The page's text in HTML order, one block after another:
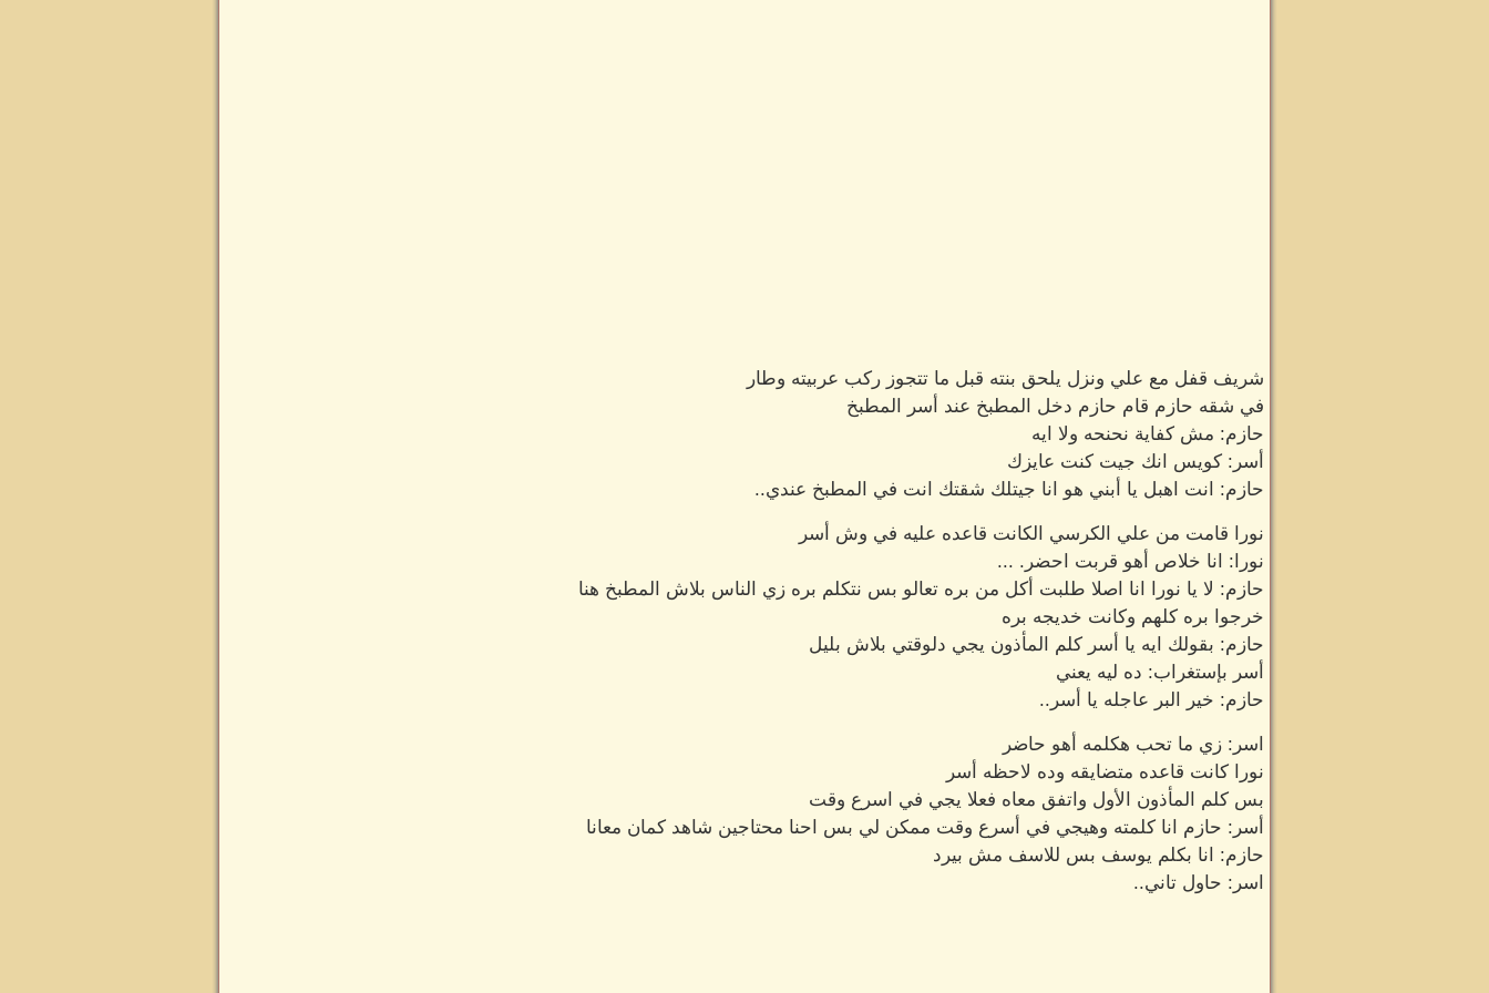
شريف قفل مع علي ونزل يلحق بنته قبل ما تتجوز ركب عربيته وطار
في شقه حازم قام حازم دخل المطبخ عند أسر المطبخ
حازم: مش كفاية نحنحه ولا ايه
أسر: كويس انك جيت كنت عايزك
حازم: انت اهبل يا أبني هو انا جيتلك شقتك انت في المطبخ عندي..
نورا قامت من علي الكرسي الكانت قاعده عليه في وش أسر
نورا: انا خلاص أهو قربت احضر. ...
حازم: لا يا نورا انا اصلا طلبت أكل من بره تعالو بس نتكلم بره زي الناس بلاش المطبخ هنا
خرجوا بره كلهم وكانت خديجه بره
حازم: بقولك ايه يا أسر كلم المأذون يجي دلوقتي بلاش بليل
أسر بإستغراب: ده ليه يعني
حازم: خير البر عاجله يا أسر..
اسر: زي ما تحب هكلمه أهو حاضر
نورا كانت قاعده متضايقه وده لاحظه أسر
بس كلم المأذون الأول واتفق معاه فعلا يجي في اسرع وقت
أسر: حازم انا كلمته وهيجي في أسرع وقت ممكن لي بس احنا محتاجين شاهد كمان معانا
حازم: انا بكلم يوسف بس للاسف مش بيرد
اسر: حاول تاني..